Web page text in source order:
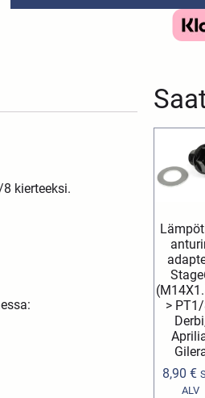
>
8,90€
ALV
kierteeksi.